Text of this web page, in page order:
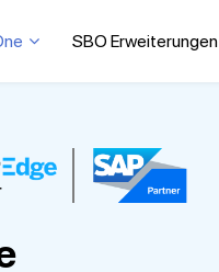
SBO Erweiterungen